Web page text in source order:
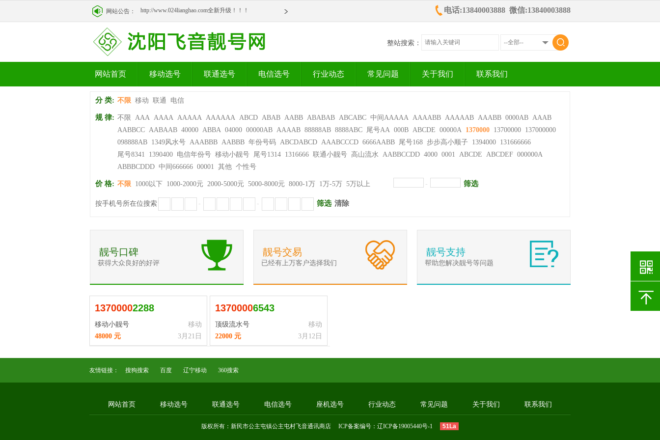
网站公告： http://www.024lianghao.com全新升级！！！ 电话:13840003888 微信:13840003888
整站搜索：
网站首页 移动选号 联通选号 电信选号 行业动态 常见问题 关于我们 联系我们
分 类: 不限 移动 联通 电信
规 律: 不限 AAA AAAA AAAAA AAAAAA ABCD ABAB AABB ABABAB ABCABC 中间AAAAA AAAABB AAAAAB AAABB 0000AB AAAB
AABBCC AABAAB 40000 ABBA 04000 00000AB AAAAB 88888AB 8888ABC 尾号AA 000B ABCDE 00000A 1370000 13700000 137000000
098888AB 1349风水号 AAABBB AABBB 年份号码 ABCDABCD AAABCCCD 6666AABB 尾号168 步步高小顺子 1394000 131666666
尾号8341
1390400 电信年份号 移动小靓号 尾号1314 1316666 联通小靓号 高山流水 AABBCCDD 4000 0001 ABCDE ABCDEF 000000A
ABBBCDDD 中间666666 00001 其他 个性号
价 格: 不限 1000以下 1000-2000元 2000-5000元 5000-8000元 8000-1万 1万-5万 5万以上 - 筛选
按手机号所在位搜索 - - 筛选 清除
靓号口碑
获得大众良好的好评
靓号交易
已经有上万客户选择我们
靓号支持
帮助您解决靓号等问题
13700002288
移动小靓号
移动
3月21日
48000 元
13700006543
顶级流水号
移动
3月12日
22000 元
友情链接： 搜狗搜索 百度 辽宁移动 360搜索
网站首页 移动选号 联通选号 电信选号 座机选号 行业动态 常见问题 关于我们 联系我们
版权所有：新民市公主屯镇公主屯村飞音通讯商店 ICP备案编号： 辽ICP备19005440号-1 51La